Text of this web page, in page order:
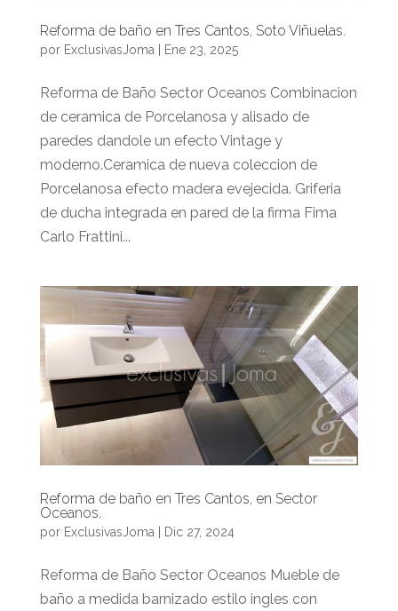
Reforma de baño en Tres Cantos, Soto Viñuelas.
por ExclusivasJoma| Ene 23, 2025
Reforma de Baño Sector Oceanos Combinacion
de ceramica de Porcelanosa y alisado de
paredes dandole un efecto Vintage y
moderno.Ceramica de nueva coleccion de
Porcelanosa efecto madera evejecida. Griferia
de ducha integrada en pared de la firma Fima
Carlo Frattini...
Reforma de baño en Tres Cantos, en Sector
Oceanos.
por ExclusivasJoma Dic 27, 2024
Reforma de Baño Sector Oceanos Mueble de
baño a medida barnizado estilo ingles con